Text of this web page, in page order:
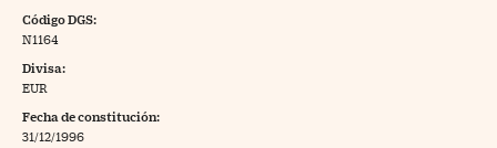
Código DGS:
N1164
Divisa:
EUR
Fecha de constitución:
31/12/1996